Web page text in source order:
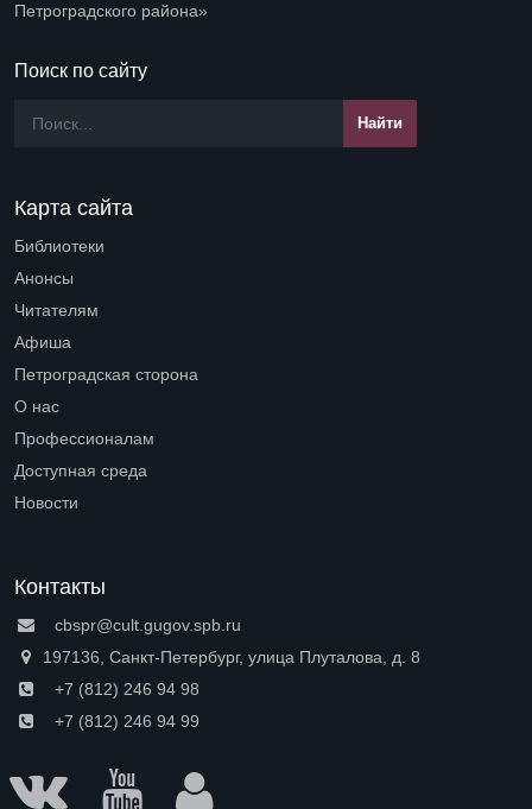
Петроградского района»
Поиск по сайту
Карта сайта
Библиотеки
Анонсы
Читателям
Афиша
Петроградская сторона
О нас
Профессионалам
Доступная среда
Новости
Контакты
cbspr@cult.gugov.spb.ru
197136, Санкт-Петербург, улица Плуталова, д. 8
+7 (812) 246 94 98
+7 (812) 246 94 99